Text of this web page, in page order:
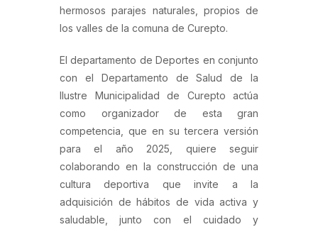
hermosos parajes naturales, propios de
los valles de la comuna de Curepto.
El departamento de Deportes en conjunto
con el Departamento de Salud de la
Ilustre Municipalidad de Curepto actúa
como organizador de esta gran
competencia, que en su tercera versión
para el año 2025, quiere seguir
colaborando en la construcción de una
cultura deportiva que invite a la
adquisición de hábitos de vida activa y
saludable, junto con el cuidado y